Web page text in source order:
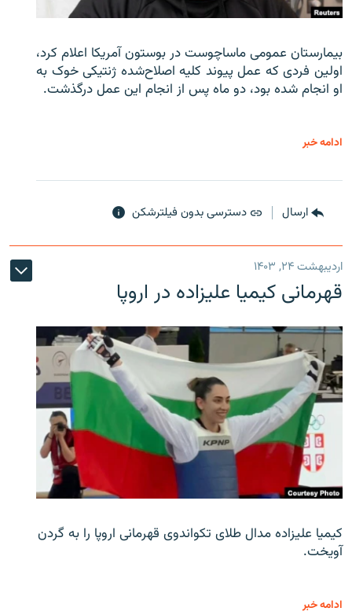
بیمارستان عمومی ماساچوست در بوستون آمریکا اعلام کرد،
اولین فردی که عمل پیوند کلیه اصلاح‌شده ژنتیکی خوک به
او انجام شده بود، دو ماه پس از انجام این عمل درگذشت.
ادامه خبر
ارسال دسترسی بدون فیلترشکن
اردیبهشت ۲۴, ۱۴۰۳
قهرمانی کیمیا علیزاده در اروپا
کیمیا علیزاده مدال طلای تکواندوی قهرمانی اروپا را به گردن
آویخت.
ادامه خبر